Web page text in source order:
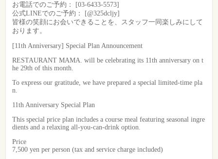
​お電話でのご予約： [03-6433-5573]
​公式LINEでのご予約： [@325dcljy]
​皆様の笑顔にお会いできることを、スタッフ一同楽しみにして
おります。
[11th Anniversary] Special Plan Announcement
RESTAURANT MAMA. will be celebrating its 11th anniversary on t
he 29th of this month.
To express our gratitude, we have prepared a special limited-time pla
n.
11th Anniversary Special Plan
This special price plan includes a course meal featuring seasonal ingre
dients and a relaxing all-you-can-drink option.
Price
7,500 yen per person (tax and service charge included)